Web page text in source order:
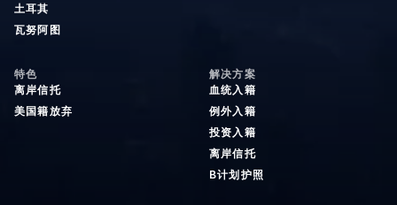
土耳其
瓦努阿图
特色
离岸信托
美国籍放弃
解决方案
血统入籍
例外入籍
投资入籍
离岸信托
B计划护照